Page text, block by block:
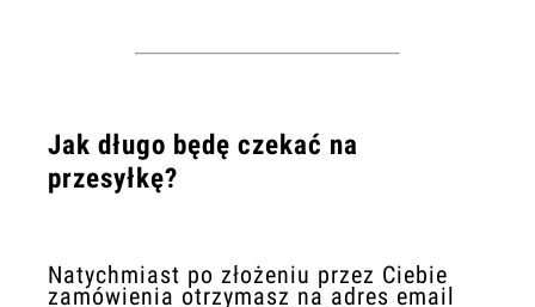
Jak długo będę czekać na
przesyłkę?
Natychmiast po złożeniu przez Ciebie
zamówienia otrzymasz na adres email